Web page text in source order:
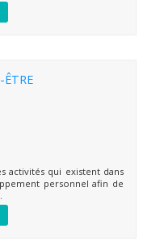
ÊTRE
activités qui existent dans
personnel afin de